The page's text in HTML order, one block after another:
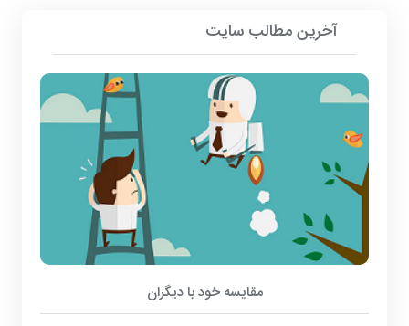
آخرین مطالب سایت
مقایسه خود با دیگران